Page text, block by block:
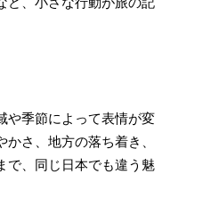
や季節によって表情が変
さ、地方の落ち着き、
で、同じ日本でも違う魅